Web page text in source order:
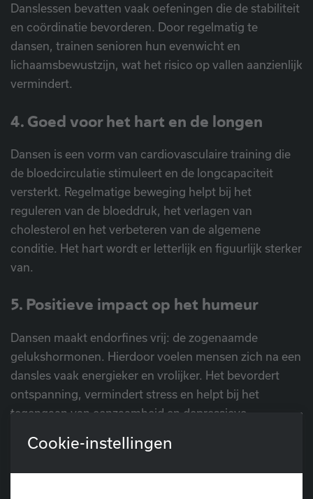
Danslessen bevatten vaak oefeningen die de stabiliteit
en coördinatie bevorderen. Door regelmatig te
dansen, trainen senioren hun evenwicht en
lichaamsbewustzijn, wat het risico op vallen aanzienlijk
vermindert.
4. Goed voor het hart en de longen
Dansen is een vorm van cardiovasculaire training die
de bloedcirculatie stimuleert en de longcapaciteit
versterkt. Regelmatige beweging helpt bij het
reguleren van de bloeddruk, het verlagen van
cholesterol en het verbeteren van de algemene
conditie. Het hart wordt er letterlijk en figuurlijk sterker
van.
5. Positieve impact op het humeur
Dansen maakt endorfines vrij: de zogenaamde
gelukshormonen. Hierdoor voelen mensen zich na een
dansles vaak energieker en vrolijker. Het bevordert
ontspanning, vermindert stress en helpt bij het
tegengaan van eenzaamheid en depressieve
6. Een sociaal én plezierig moment
Cookie-instellingen